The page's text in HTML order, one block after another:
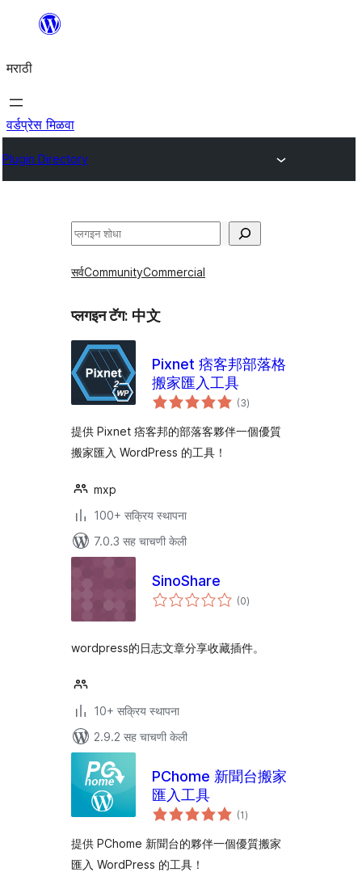
सामुग्रीवर
मराठी
वर्डप्रेस मिळवा
Plugin Directory
शोधा
सर्वCommunityCommercial
प्लगइन टॅग: 中文
Pixnet 痞客邦部落格
搬家匯入工具
(3एकूण
मूल्यांकन
)
提供 Pixnet 痞客邦的部落客夥伴一個優質
搬家匯入 WordPress 的工具！
mxp
100+ सक्रिय स्थापना
7.0.3 सह चाचणी केली
SinoShare
(0एकूण
मूल्यांकन
)
wordpress的日志文章分享收藏插件。
10+ सक्रिय स्थापना
2.9.2 सह चाचणी केली
PChome 新聞台搬家
匯入工具
(1एकूण
मूल्यांकन
)
提供 PChome 新聞台的夥伴一個優質搬家
匯入 WordPress 的工具！